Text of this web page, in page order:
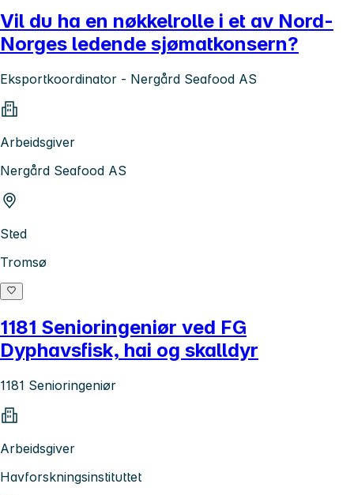
Vil du ha en nøkkelrolle i et av Nord-
Norges ledende sjømatkonsern?
Eksportkoordinator - Nergård Seafood AS
Arbeidsgiver
Nergård Seafood AS
Sted
Tromsø
1181 Senioringeniør ved FG
Dyphavsfisk, hai og skalldyr
1181 Senioringeniør
Arbeidsgiver
Havforskningsinstituttet